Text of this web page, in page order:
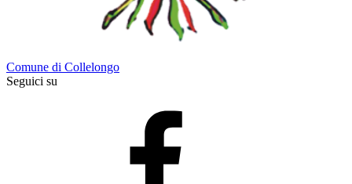
Comune di Collelongo
Seguici su